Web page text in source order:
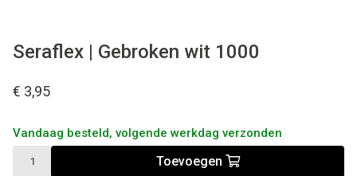
Seraflex | Gebroken wit 1000
€ 3,95
Vandaag besteld, volgende werkdag verzonden
Toevoegen